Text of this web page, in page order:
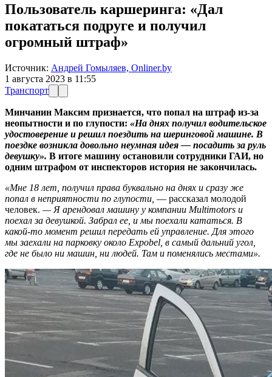
Пользователь каршеринга: «Дал
покататься подруге и получил
огромный штраф»
Источник: Андрей Гомыляев, Onliner.by
1 августа 2023 в 11:55
Транспорт
Минчанин Максим признается, что попал на штраф из-за
неопытности и по глупости: «На днях получил водительское
удостоверение и решил поездить на шеринговой машине. В
поездке возникла довольно неумная идея — посадить за руль
девушку». В итоге машину остановили сотрудники ГАИ, но
одним штрафом от инспекторов история не закончилась.
«Мне 18 лет, получил права буквально на днях и сразу же
попал в неприятности по глупости, — рассказал молодой
человек. — Я арендовал машину у компании Multimotors и
поехал за девушкой. Забрал ее, и мы поехали кататься. В
какой-то момент решил передать ей управление. Для этого
мы заехали на парковку около Expobel, в самый дальний угол,
где не было ни машин, ни людей. Там и поменялись местами».